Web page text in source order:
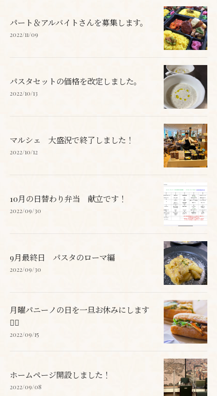
パート＆アルバイトさんを募集します。
2022/11/09
パスタセットの価格を改定しました。
2022/10/13
マルシェ 大盛況で終了しました！
2022/10/12
10月の日替わり弁当 献立です！
2022/09/30
9月最終日 パスタのローマ編
2022/09/30
月曜パニーノの日を一旦お休みにします
🙇‍♀️
2022/09/15
ホームページ開設しました！
2022/09/08